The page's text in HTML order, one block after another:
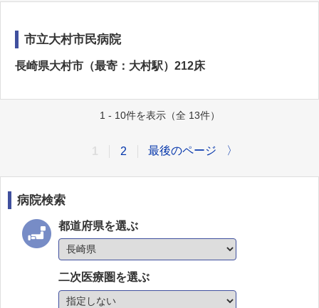
市立大村市民病院
長崎県大村市（最寄：大村駅）212床
1 - 10件を表示（全 13件）
2 最後のページ 〉
病院検索
都道府県を選ぶ
二次医療圏を選ぶ